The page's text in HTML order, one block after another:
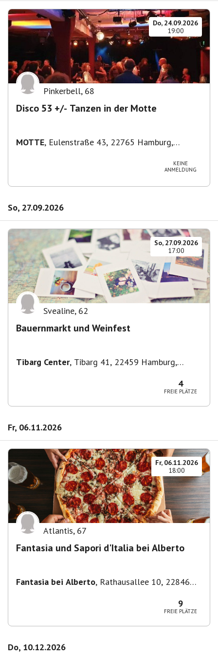
Do, 24.09.2026
19:00
Pinkerbell, 68
Disco 53 +/- Tanzen in der Motte
MOTTE, Eulenstraße 43, 22765 Hamburg,
KEINE
ANMELDUNG
So, 27.09.2026
So, 27.09.2026
17:00
Svealine, 62
Bauernmarkt und Weinfest
Tibarg Center, Tibarg 41, 22459 Hamburg,
4
FREIE PLÄTZE
Fr, 06.11.2026
Fr, 06.11.2026
18:00
Atlantis, 67
Fantasia und Sapori d'Italia bei Alberto
Fantasia bei Alberto, Rathausallee 10, 22846
9
FREIE PLÄTZE
Do, 10.12.2026